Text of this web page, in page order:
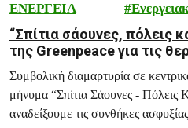
ΕΝΕΡΓΕΙΑ
“Σπίτια σάουνες, πόλεις
της Greenpeace για τις
σπιτιών και των πόλεών
Συμβολική διαμαρτυρία σε
μήνυμα “Σπίτια Σάουνες - Πόλεις
αναδείξουμε τις συνθήκες